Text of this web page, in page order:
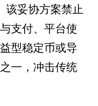
该妥协方案禁止
支付、平台使
型稳定币或导
一，冲击传统